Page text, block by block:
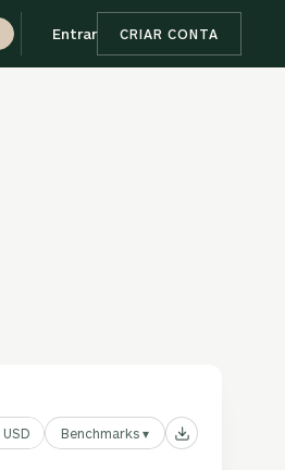
Entrar CRIAR CONTA
USD Benchmarks ▾